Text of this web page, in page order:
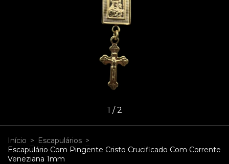
1 /2
Início > Escapulários >
Escapulário Com Pingente Cristo Crucificado Com Corrente
Veneziana 1mm